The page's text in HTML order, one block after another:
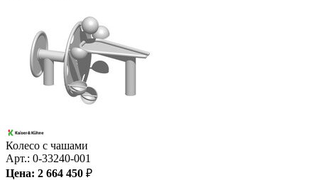
Колесо с чашами
Арт.: 0-33240-001
Цена: 2 664 450 ₽